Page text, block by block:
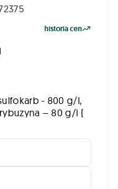
historia cen
- 800 g/l,
– 80 g/l (